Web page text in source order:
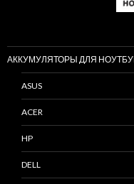
АККУМУЛЯТОРЫ ДЛЯ
ASUS
ACER
HP
DELL